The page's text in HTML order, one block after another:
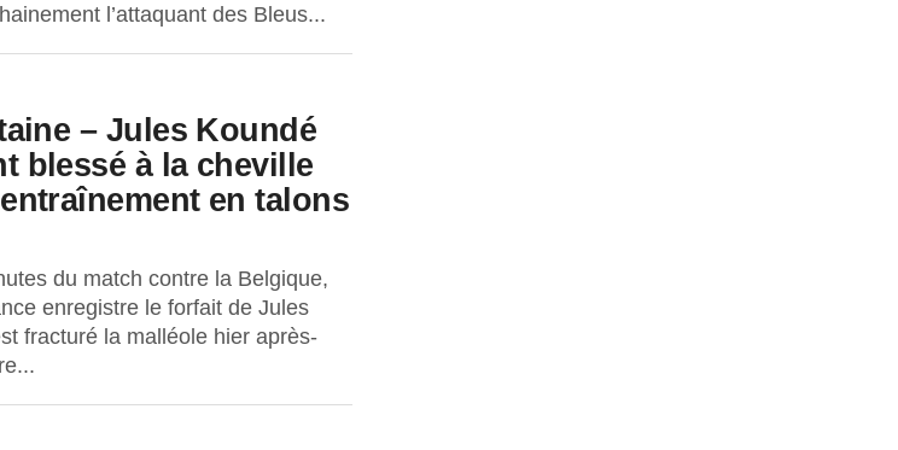
l’attaquant des Bleus...
– Jules Koundé
blessé à la cheville
en talons
du match contre la Belgique,
enregistre le forfait de Jules
fracturé la malléole hier après-